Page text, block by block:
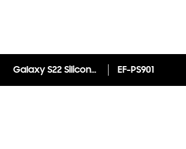
Galaxy S22 Silicone Cover EF-PS901